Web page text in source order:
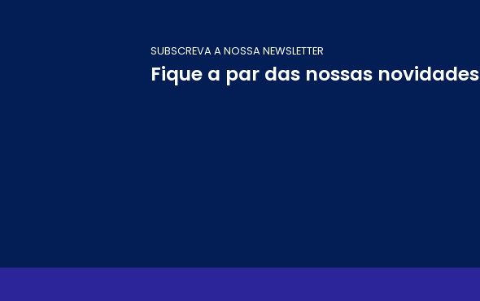
SUBSCREVA A NOSSA NEWSLETTER
Fique a par das nossas novidades